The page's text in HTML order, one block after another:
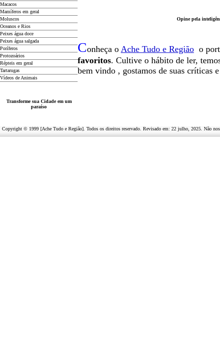
Macacos
Mamíferos em geral
Moluscos
Oceanos e Rios
Peixes água doce
Peixes água salgada
Poríferos
Protozoários
Répteis em geral
Tartarugas
Vídeos de Animais
Transforme sua Cidade em um
paraíso
Opine pela
Conheça o Ache Tudo e Região o
favoritos. Cultive o hábito de ler,
bem vindo , gostamos de suas críticas
Copyright © 1999 [Ache Tudo e Região]. Todos os direitos reservado. Revisado em: 22 julho, 2025 . Não